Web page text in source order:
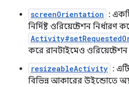
screenOrientation :
নির্দিষ্ট ওরিয়েন্টেশন
করে রানটাইমেও
resizeableActivity :
বিভিন্ন আকারের উইন্ডোতে